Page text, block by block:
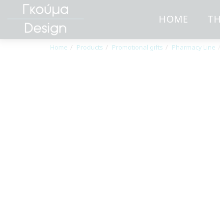
HOME
Home Products Promotional gifts Pharmacy Line